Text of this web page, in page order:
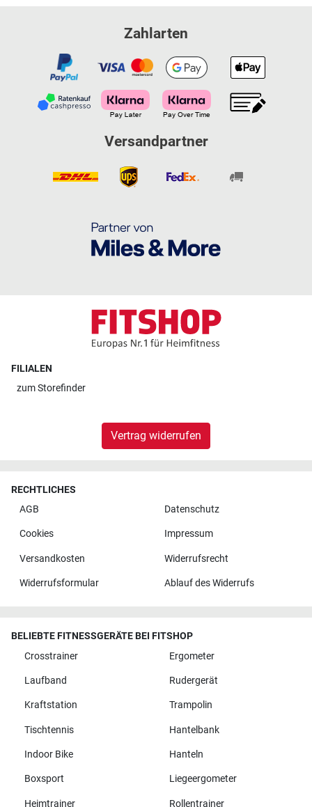
Zahlarten
Versandpartner
FILIALEN
zumStorefinder
Vertrag widerrufen
RECHTLICHES
AGB
Datenschutz
Cookies Impressum
Versandkosten Widerrufsrecht
Widerrufsformular Ablauf des Widerrufs
BELIEBTE FITNESSGERÄTE BEI FITSHOP
Crosstrainer
Ergometer
Laufband Rudergerät
Kraftstation Trampolin
Tischtennis Hantelbank
Indoor Bike Hanteln
Boxsport Liegeergometer
Heimtrainer Rollentrainer